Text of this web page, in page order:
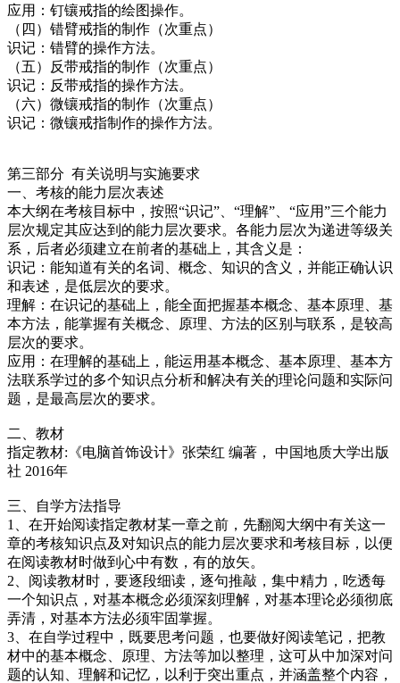
应用：钉镶戒指的绘图操作。
（四）错臂戒指的制作（次重点）
识记：错臂的操作方法。
（五）反带戒指的制作（次重点）
识记：反带戒指的操作方法。
（六）微镶戒指的制作（次重点）
识记：微镶戒指制作的操作方法。
第三部分 有关说明与实施要求
一、考核的能力层次表述
本大纲在考核目标中，按照“识记”、“理解”、“应用”三个能力
层次规定其应达到的能力层次要求。各能力层次为递进等级关
系，后者必须建立在前者的基础上，其含义是：
识记：能知道有关的名词、概念、知识的含义，并能正确认识
和表述，是低层次的要求。
理解：在识记的基础上，能全面把握基本概念、基本原理、基
本方法，能掌握有关概念、原理、方法的区别与联系，是较高
层次的要求。
应用：在理解的基础上，能运用基本概念、基本原理、基本方
法联系学过的多个知识点分析和解决有关的理论问题和实际问
题，是最高层次的要求。
二、教材
指定教材:《电脑首饰设计》张荣红 编著， 中国地质大学出版
社 2016年
三、自学方法指导
1、在开始阅读指定教材某一章之前，先翻阅大纲中有关这一
章的考核知识点及对知识点的能力层次要求和考核目标，以便
在阅读教材时做到心中有数，有的放矢。
2、阅读教材时，要逐段细读，逐句推敲，集中精力，吃透每
一个知识点，对基本概念必须深刻理解，对基本理论必须彻底
弄清，对基本方法必须牢固掌握。
3、在自学过程中，既要思考问题，也要做好阅读笔记，把教
材中的基本概念、原理、方法等加以整理，这可从中加深对问
题的认知、理解和记忆，以利于突出重点，并涵盖整个内容，